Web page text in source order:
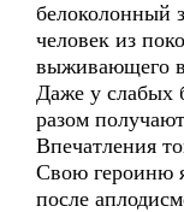
белоколонный
человек из
выживающего в
Даже у слабых
разом
Впечатления
Свою героиню
после